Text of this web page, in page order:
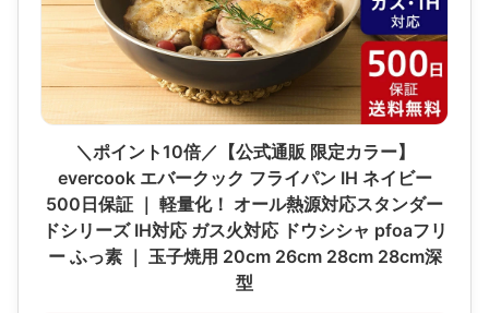
＼ポイント10倍／【公式通販 限定カラー】
evercook エバークック フライパン IH ネイビー
500日保証 ｜ 軽量化！ オール熱源対応スタンダー
ドシリーズ IH対応 ガス火対応 ドウシシャ pfoaフリ
ー ふっ素 ｜ 玉子焼用 20cm 26cm 28cm 28cm深
型